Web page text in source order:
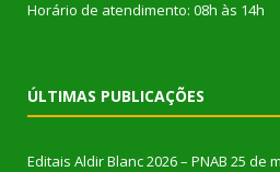
Horário de atendimento: 08h às 14h
ÚLTIMAS PUBLICAÇÕES
Editais Aldir Blanc 2026 – PNAB 25 de